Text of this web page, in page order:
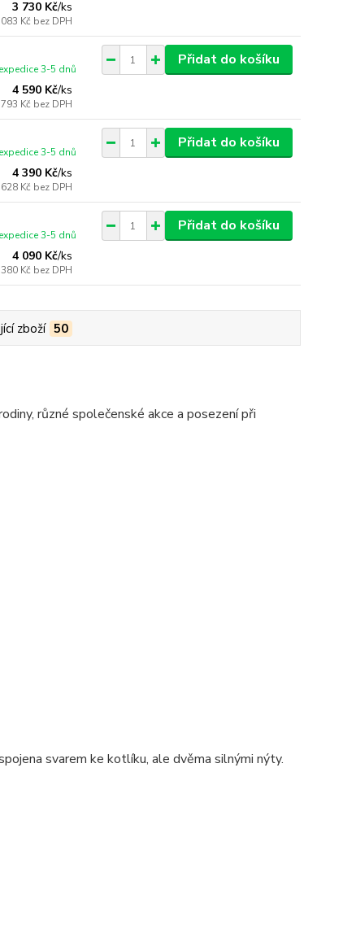
3 730 Kč/ks
Kč bez DPH
4 590 Kč/ks
Kč bez DPH
expedice 3-5 dnů
Přidat do košíku
4 390 Kč/ks
Kč bez DPH
expedice 3-5 dnů
Přidat do košíku
4 090 Kč/ks
Kč bez DPH
expedice 3-5 dnů
Přidat do košíku
zboží 50
různé společenské akce a posezení při
svarem ke kotlíku, ale dvěma silnými nýty.